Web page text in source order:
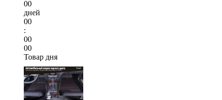
00
дней
00
:
00
00
Товар дня